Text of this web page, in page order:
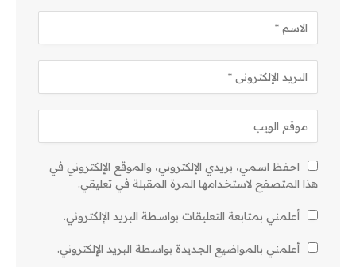
احفظ اسمي، بريدي الإلكتروني، والموقع الإلكتروني في
هذا المتصفح لاستخدامها المرة المقبلة في تعليقي.
أعلمني بمتابعة التعليقات بواسطة البريد الإلكتروني.
أعلمني بالمواضيع الجديدة بواسطة البريد الإلكتروني.